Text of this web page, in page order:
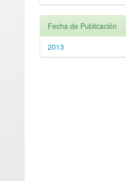
Fecha de Publicación
2013